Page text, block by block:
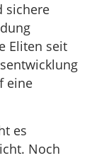
sichere
Eliten seit
eine
es
Noch